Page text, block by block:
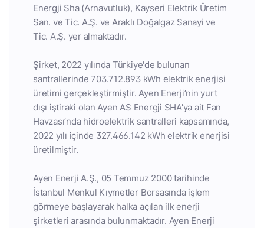
Energji Sha (Arnavutluk), Kayseri Elektrik Üretim
San. ve Tic. A.Ş. ve Araklı Doğalgaz Sanayi ve
Tic. A.Ş. yer almaktadır.
Şirket, 2022 yılında Türkiye'de bulunan
santrallerinde 703.712.893 kWh elektrik enerjisi
üretimi gerçekleştirmiştir. Ayen Enerji’nin yurt
dışı iştiraki olan Ayen AS Energji SHA'ya ait Fan
Havzası’nda hidroelektrik santralleri kapsamında,
2022 yılı içinde 327.466.142 kWh elektrik enerjisi
üretilmiştir.
Ayen Enerji A.Ş., 05 Temmuz 2000 tarihinde
İstanbul Menkul Kıymetler Borsasında işlem
görmeye başlayarak halka açılan ilk enerji
şirketleri arasında bulunmaktadır. Ayen Enerji